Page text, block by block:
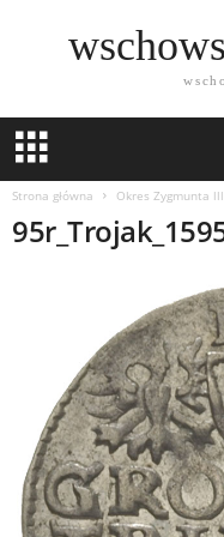
Strona główna Okres Zygmunta